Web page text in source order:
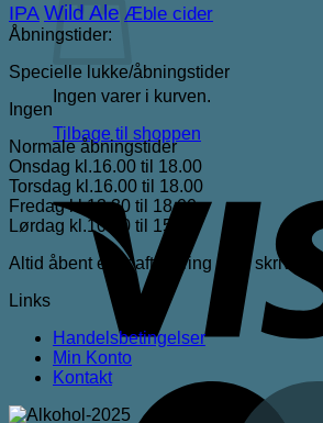
Ingen varer i kurven.
Tilbage til shoppen
IPAWild Ale Æble cider
Åbningstider:
Specielle lukke/åbningstider
Ingen
Normale åbningstider
Onsdag kl.16.00 til 18.00
Torsdag kl.16.00 til 18.00
Fredag kl.13.30 til 18.00
Lørdag kl.10.00 til 15.00
Altid åbent efter aftale ring eller skriv
Links
Handelsbetingelser
Min Konto
Kontakt